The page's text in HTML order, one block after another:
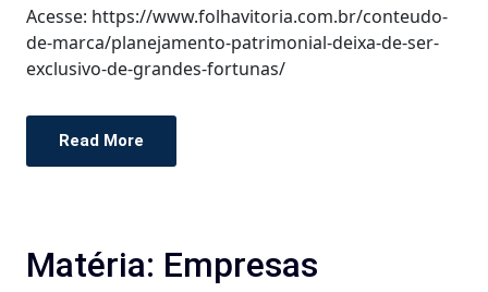
Acesse: https://www.folhavitoria.com.br/conteudo-
de-marca/planejamento-patrimonial-deixa-de-ser-
exclusivo-de-grandes-fortunas/
Read More
Matéria: Empresas